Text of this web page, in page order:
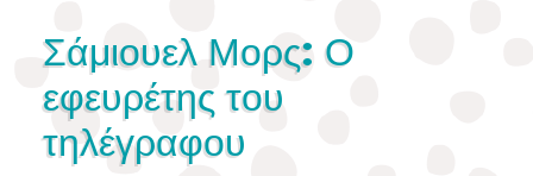
Περιπέτειες
Δραστηριότητες
Σάμιουελ Μορς: Ο
εφευρέτης του
τηλέγραφου